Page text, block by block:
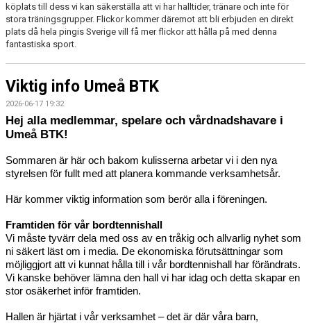
TÄVLINGS INFO
köplats till dess vi kan säkerställa att vi har halltider, tränare och inte för
stora träningsgrupper. Flickor kommer däremot att bli erbjuden en direkt
plats då hela pingis Sverige vill få mer flickor att hålla på med denna
fantastiska sport.
Viktig info Umeå BTK
2026-06-17 19:32
Hej alla medlemmar, spelare och vårdnadshavare i
Umeå BTK!
Sommaren är här och bakom kulisserna arbetar vi i den nya
styrelsen för fullt med att planera kommande verksamhetsår.
Här kommer viktig information som berör alla i föreningen.
Framtiden för vår bordtennishall
Vi måste tyvärr dela med oss av en tråkig och allvarlig nyhet som
ni säkert läst om i media. De ekonomiska förutsättningar som
möjliggjort att vi kunnat hålla till i vår bordtennishall har förändrats.
Vi kanske behöver lämna den hall vi har idag och detta skapar en
stor osäkerhet inför framtiden.
Hallen är hjärtat i vår verksamhet – det är där våra barn,